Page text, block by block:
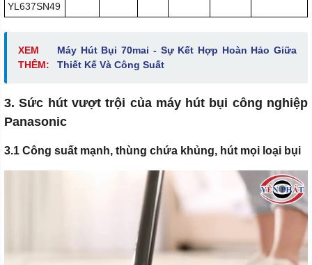
YL637SN49
XEM
THÊM:
Máy Hút Bụi 70mai - Sự Kết Hợp Hoàn Hảo Giữa
Thiết Kế Và Công Suất
3. Sức hút vượt trội của máy hút bụi công nghiệp
Panasonic
3.1 Công suất mạnh, thùng chứa khủng, hút mọi loại bụi